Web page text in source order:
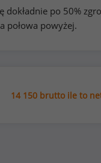
po 50%
połowa powyżej.
14 150 brutto ile to